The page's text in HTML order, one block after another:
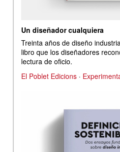
Un diseñador cualquiera
Treinta años de diseño
libro que los diseñadores
lectura de oficio.
El Poblet Edicions ·